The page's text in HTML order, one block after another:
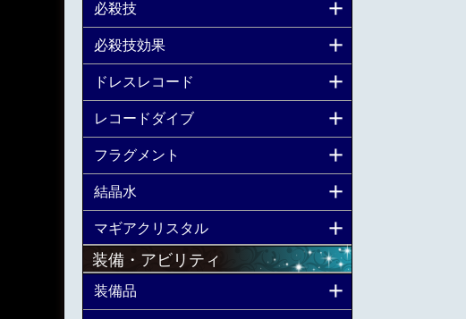
必殺技
必殺技効果
ドレスレコード
レコードダイブ
フラグメント
結晶水
マギアクリスタル
装備・アビリティ
装備品